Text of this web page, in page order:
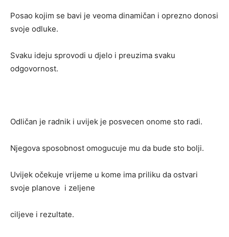
Posao kojim se bavi je veoma dinamičan i oprezno donosi
svoje odluke.
Svaku ideju sprovodi u djelo i preuzima svaku
odgovornost.
Odličan je radnik i uvijek je posvecen onome sto radi.
Njegova sposobnost omogucuje mu da bude sto bolji.
Uvijek očekuje vrijeme u kome ima priliku da ostvari
svoje planove i zeljene
ciljeve i rezultate.